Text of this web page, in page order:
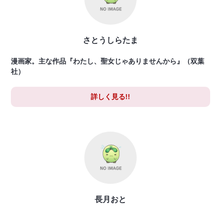
さとうしらたま
漫画家。主な作品『わたし、聖女じゃありませんから』（双葉
社）
詳しく見る!!
長月おと